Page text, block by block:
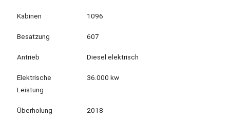
Kabinen 1096
Besatzung 607
Antrieb Diesel elektrisch
Elektrische
Leistung
36.000 kw
Überholung 2018